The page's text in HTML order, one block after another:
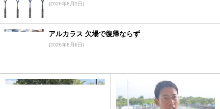
(2026年8月5日)
アルカラス 欠場で復帰ならず
(2026年8月6日)